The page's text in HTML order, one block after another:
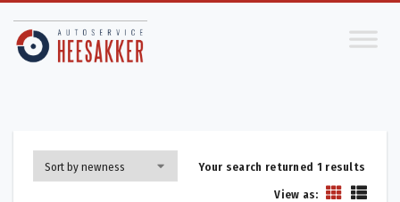
Your search returned 1 results
View as: